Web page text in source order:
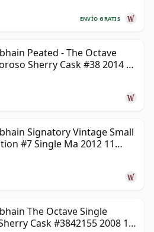
ENVÍO GRATIS
Peated - The Octave
Sherry Cask #38 2014 9
Signatory Vintage Small
#7 Single Ma 2012 11
The Octave Single
Cask #3842155 2008 15